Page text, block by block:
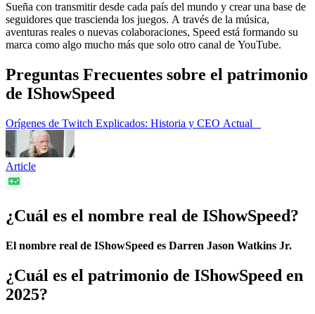
Sueña con transmitir desde cada país del mundo y crear una base de
seguidores que trascienda los juegos. A través de la música,
aventuras reales o nuevas colaboraciones, Speed está formando su
marca como algo mucho más que solo otro canal de YouTube.
Preguntas Frecuentes sobre el patrimonio
de IShowSpeed
Orígenes de Twitch Explicados: Historia y CEO Actual
Article
¿Cuál es el nombre real de IShowSpeed?
El nombre real de IShowSpeed es Darren Jason Watkins Jr.
¿Cuál es el patrimonio de IShowSpeed en
2025?